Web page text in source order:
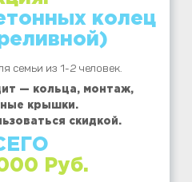
колец
семьи из 1-2 человек.
— кольца, монтаж,
крышки.
скидкой.
Руб.